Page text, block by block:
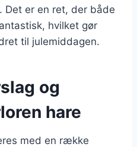
Det er en ret, der både
hvilket gør
til julemiddagen.
og
hare
med en række